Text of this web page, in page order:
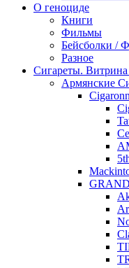
О геноциде
Книги
Фильмы
Бейсболки /
Разное
Сигареты.
Армянские